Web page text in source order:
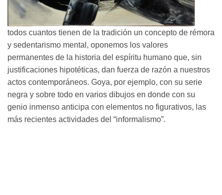
todos cuantos tienen de la tradición un concepto de rémora
y sedentarismo mental, oponemos los valores
permanentes de la historia del espíritu humano que, sin
justificaciones hipotéticas, dan fuerza de razón a nuestros
actos contemporáneos. Goya, por ejemplo, con su serie
negra y sobre todo en varios dibujos en donde con su
genio inmenso anticipa con elementos no figurativos, las
más recientes actividades del “informalismo”.